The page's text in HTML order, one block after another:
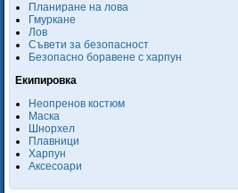
Планиране на лова
Гмуркане
Лов
Съвети за безопасност
Безопасно боравене с харпун
Екипировка
Неопренов костюм
Маска
Шнорхел
Плавници
Харпун
Аксесоари